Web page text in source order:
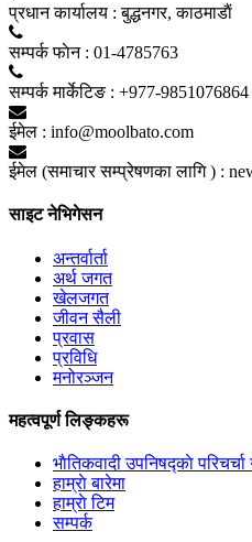
प्रधान कार्यालय : बुद्धनगर, काठमाडाैं
सम्पर्क फाेन : 01-4785763
सम्पर्क मार्केटिङ : +977-9851076864
ईमेल : info@moolbato.com
ईमेल (समाचार सम्प्रेषणका लागि ) :
साइट नेभिगेसन
अन्तर्वार्ता
अर्थ जगत
खेलजगत
जीवन सैली
प्रवास
प्रविधि
मनोरञ्जन
महत्वपूर्ण लिङ्कहरू
भाैतिकवादी उपनिषद्काे परिचर्चा
हाम्राे बारेमा
हाम्राे टिम
सम्पर्क